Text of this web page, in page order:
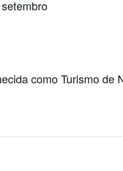
como Turismo de